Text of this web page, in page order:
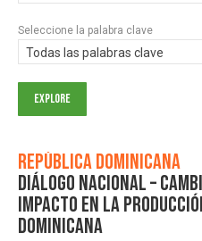
Seleccione la palabra clave
Todas las palabras clave
República Dominicana
Diálogo Nacional –
impacto en la
dominicana